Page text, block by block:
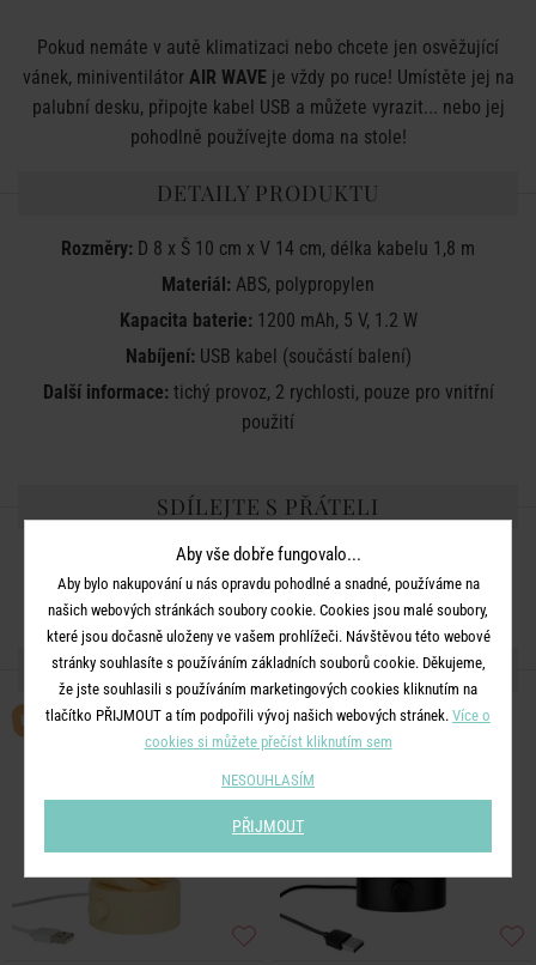
Pokud nemáte v autě klimatizaci nebo chcete jen osvěžující
vánek, miniventilátorAIR WAVE je vždy po ruce! Umístěte jej na
palubní desku, připojte kabel USB a můžete vyrazit... nebo jej
pohodlně používejte doma na stole!
DETAILY PRODUKTU
Rozměry: D 8 x Š 10 cm x V 14 cm, délka kabelu 1,8 m
Materiál: ABS, polypropylen
Kapacita baterie:1200 mAh, 5 V, 1.2 W
Nabíjení:USB kabel (součástí balení)
Další informace:tichý provoz, 2 rychlosti, pouze pro vnitřní
použití
SDÍLEJTE S PŘÁTELI
DALŠÍ PRODUKTY ZE SÉRIE
BESTSELLER BESTSELLER
Aby vše dobře fungovalo...
Aby bylo nakupování u nás opravdu pohodlné a snadné, používáme na
našich webových stránkách soubory cookie. Cookies jsou malé soubory,
které jsou dočasně uloženy ve vašem prohlížeči. Návštěvou této webové
stránky souhlasíte s používáním základních souborů cookie. Děkujeme,
že jste souhlasili s používáním marketingových cookies kliknutím na
tlačítko PŘIJMOUT a tím podpořili vývoj našich webových stránek. Více o
cookies si můžete přečíst kliknutím sem
NESOUHLASÍM
PŘIJMOUT